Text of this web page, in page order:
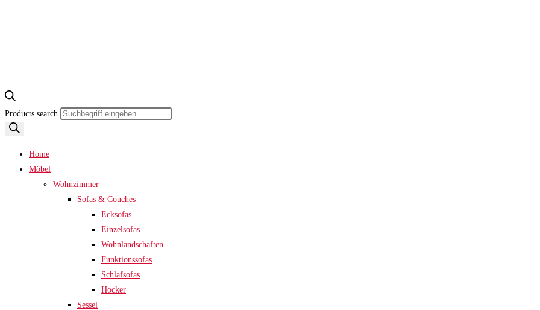
Products search
Home
Möbel
Wohnzimmer
Sofas & Couches
Ecksofas
Einzelsofas
Wohnlandschaften
Funktionssofas
Schlafsofas
Hocker
Sessel